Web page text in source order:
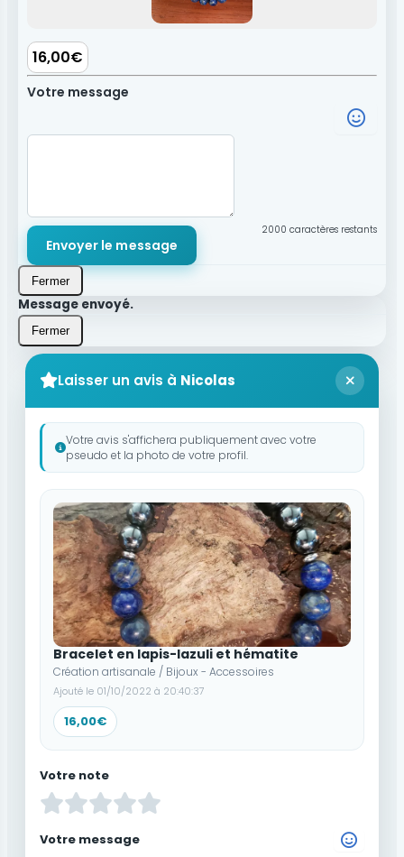
16,00€
Votre message
2000 caractères restants
Envoyer le message
Fermer
Message envoyé.
Fermer
Laisser un avis à Nicolas
Votre avis s'affichera publiquement avec votre
pseudo et la photo de votre profil.
Bracelet en lapis-lazuli et hématite
Création artisanale / Bijoux - Accessoires
Ajouté le 01/10/2022 à 20:40:37
16,00€
Votre note
Votre message
Choisir un Emoji